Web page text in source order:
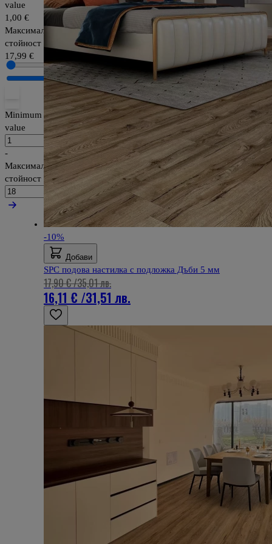
value
1,00 €
Максимална
стойност
17,99 €
Minimum
value
-
Максимална
стойност
-10%
Добави
SPC подова настилка с подложка Дъби 5 мм
16,11 € /31,51 лв.
17,90 €/35,01 лв.